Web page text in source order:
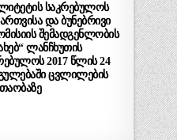
საკრებულოს
და ბუნებრივი
შემადგენლობის
ლანჩხუთის
2017 წლის 24
ცვლილების